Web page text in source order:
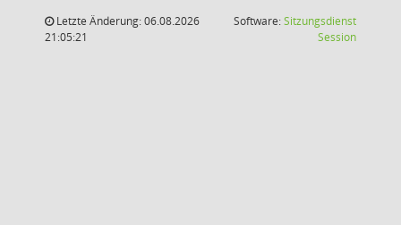
Letzte Änderung: 06.08.2026
21:05:21
Software:Sitzungsdienst
Session(Wird in